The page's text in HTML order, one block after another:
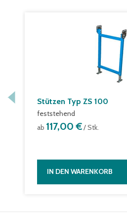
Stützen Typ ZS 100
feststehend
ab 117,00 €/ Stk.
IN DEN WARENKORB